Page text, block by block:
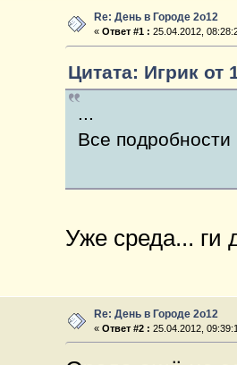
Re: День в Городе 2о12
«Ответ #1 : 25.04.2012,
Цитата: Игрик от
...
Все подробности
Уже среда... ги
Re: День в Городе 2о12
«Ответ #2 : 25.04.2012,